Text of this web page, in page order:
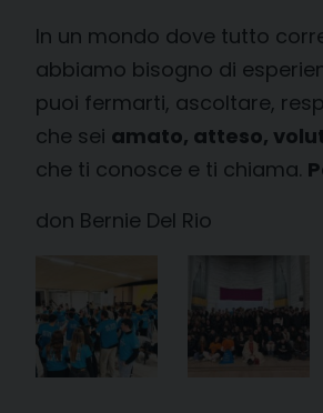
In un mondo dove tutto
abbiamo bisogno di
puoi fermarti, ascoltare,
che sei amato, atteso,
che ti conosce e ti chiama.
don Bernie Del Rio